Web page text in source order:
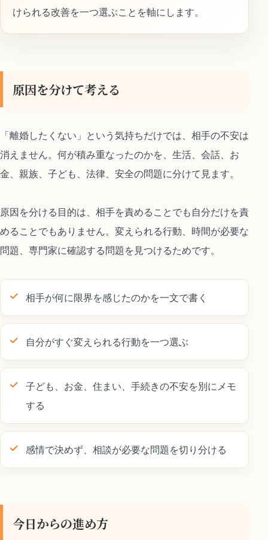
けられる改善を一つ選ぶことを軸にします。
原因を分けて考える
「離婚したくない」という気持ちだけでは、相手の不安は
消えません。何が積み重なったのかを、生活、会話、お
金、親族、子ども、法律、安全の問題に分けて見ます。
原因を分ける目的は、相手を責めることでも自分だけを責
めることでもありません。変えられる行動、時間が必要な
問題、専門家に確認する問題を見つけるためです。
相手が何に限界を感じたのかを一文で書く
自分がすぐ変えられる行動を一つ選ぶ
子ども、お金、住まい、手続きの不安を別にメモ
する
感情で決めず、相談が必要な問題を切り分ける
今日からの進め方